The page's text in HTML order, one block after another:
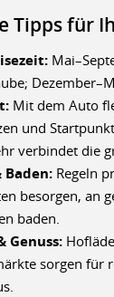
Tipps für
Mit dem Auto
und
verbindet die
Baden: Regeln
besorgen, an
baden.
Genuss:
sorgen für